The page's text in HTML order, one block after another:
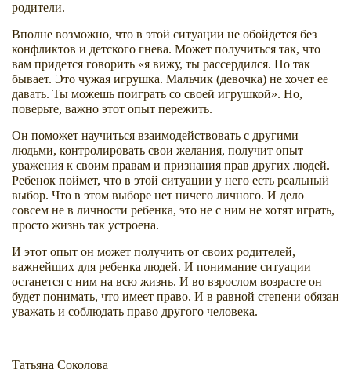
родители.
Вполне возможно, что в этой ситуации не обойдется без
конфликтов и детского гнева. Может получиться так, что
вам придется говорить «я вижу, ты рассердился. Но так
бывает. Это чужая игрушка. Мальчик (девочка) не хочет ее
давать. Ты можешь поиграть со своей игрушкой». Но,
поверьте, важно этот опыт пережить.
Он поможет научиться взаимодействовать с другими
людьми, контролировать свои желания, получит опыт
уважения к своим правам и признания прав других людей.
Ребенок поймет, что в этой ситуации у него есть реальный
выбор. Что в этом выборе нет ничего личного. И дело
совсем не в личности ребенка, это не с ним не хотят играть,
просто жизнь так устроена.
И этот опыт он может получить от своих родителей,
важнейших для ребенка людей. И понимание ситуации
останется с ним на всю жизнь. И во взрослом возрасте он
будет понимать, что имеет право. И в равной степени обязан
уважать и соблюдать право другого человека.
Татьяна Соколова